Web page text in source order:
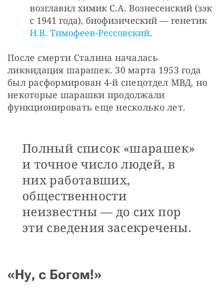
возглавил химик С.А. Вознесенский (зэк
с 1941 года), биофизический — генетик
Н.В. Тимофеев-Рессовский.
После смерти Сталина началась
ликвидация шарашек. 30 марта 1953 года
был расформирован 4-й спецотдел МВД, но
некоторые шарашки продолжали
функционировать еще несколько лет.
Полный список «шарашек»
и точное число людей, в
них работавших,
общественности
неизвестны — до сих пор
эти сведения засекречены.
«Ну, с Богом!»